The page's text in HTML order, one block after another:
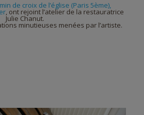
de croix de l’église (Paris 5ème),
, ont rejoint l’atelier de la restauratrice
Julie Chanut.
minutieuses menées par l’artiste.